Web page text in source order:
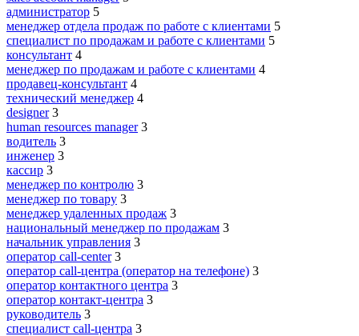
администратор 5
менеджер отдела продаж по работе с клиентами 5
специалист по продажам и работе с клиентами 5
консультант 4
менеджер по продажам и работе с клиентами 4
продавец-консультант 4
технический менеджер 4
designer 3
human resources manager 3
водитель 3
инженер 3
кассир 3
менеджер по контролю 3
менеджер по товару 3
менеджер удаленных продаж 3
национальный менеджер по продажам 3
начальник управления 3
оператор call-center 3
оператор call-центра (оператор на телефоне) 3
оператор контактного центра 3
оператор контакт-центра 3
руководитель 3
специалист call-центра 3